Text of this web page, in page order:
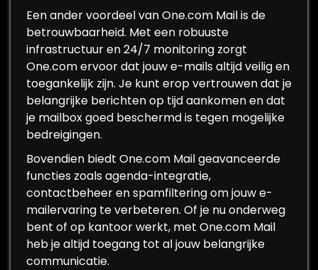
Een ander voordeel van One.com Mail is de
betrouwbaarheid. Met een robuuste
infrastructuur en 24/7 monitoring zorgt
One.com ervoor dat jouw e-mails altijd veilig en
toegankelijk zijn. Je kunt erop vertrouwen dat je
belangrijke berichten op tijd aankomen en dat
je mailbox goed beschermd is tegen mogelijke
bedreigingen.
Bovendien biedt One.com Mail geavanceerde
functies zoals agenda-integratie,
contactbeheer en spamfiltering om jouw e-
mailervaring te verbeteren. Of je nu onderweg
bent of op kantoor werkt, met One.com Mail
heb je altijd toegang tot al jouw belangrijke
communicatie.